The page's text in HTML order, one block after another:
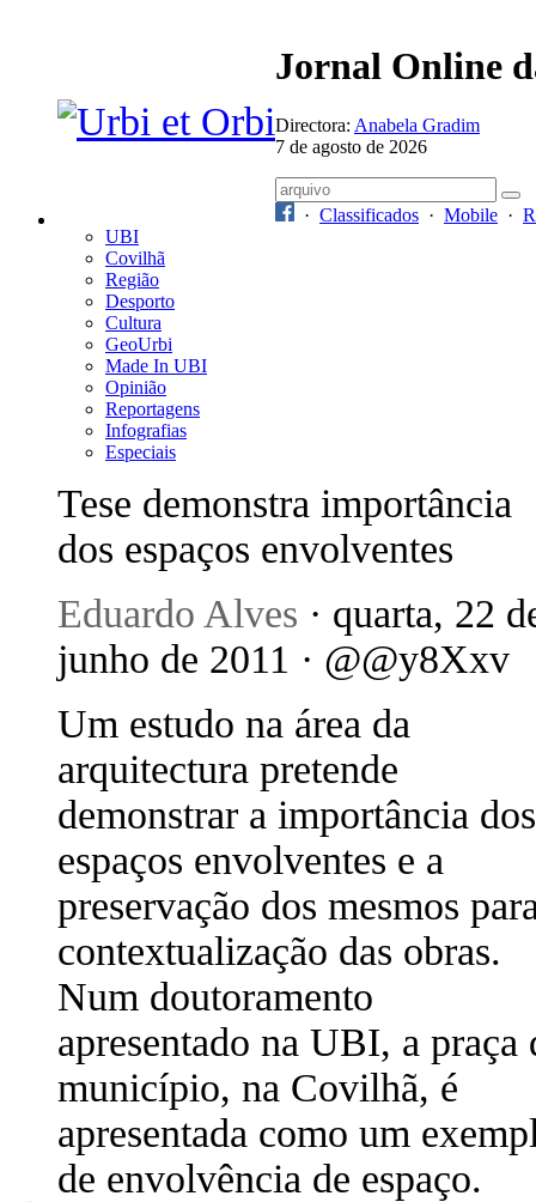
Jornal Online
Directora: Anabela Gradim
7 de agosto de 2026
· Classificados · Mobile ·
UBI
Covilhã
Região
Desporto
Cultura
GeoUrbi
Made In UBI
Opinião
Reportagens
Infografias
Especiais
Tese demonstra importância
dos espaços envolventes
Eduardo Alves · quarta, 22
junho de 2011 · @@y8Xxv
Um estudo na área da
arquitectura pretende
demonstrar a importância dos
espaços envolventes e a
preservação dos mesmos
contextualização das obras.
Num doutoramento
apresentado na UBI, a praça
município, na Covilhã, é
apresentada como um
de envolvência de espaço.